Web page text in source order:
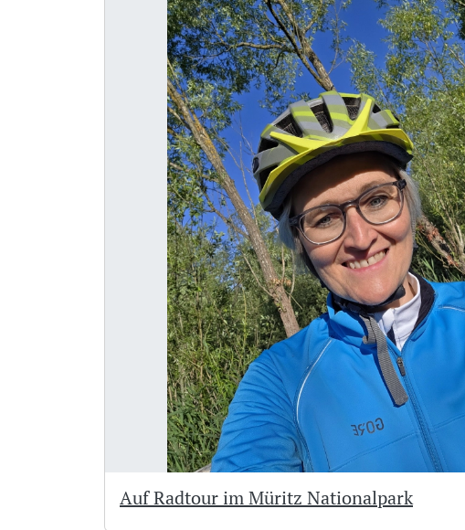
Auf Radtour im Müritz Nationalpark